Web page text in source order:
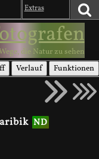
Extras
die Natur zu sehen
Verlauf Funktionen